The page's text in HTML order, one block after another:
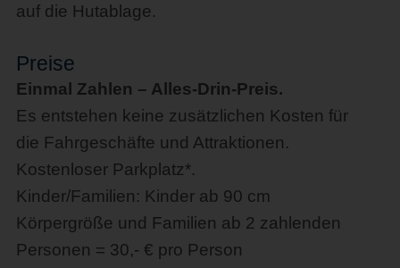
auf die Hutablage.
Preise
Einmal Zahlen – Alles-Drin-Preis.
Es entstehen keine zusätzlichen Kosten für
die Fahrgeschäfte und Attraktionen.
Kostenloser Parkplatz*.
Kinder/Familien: Kinder ab 90 cm
Körpergröße und Familien ab 2 zahlenden
Personen = 30,- € pro Person